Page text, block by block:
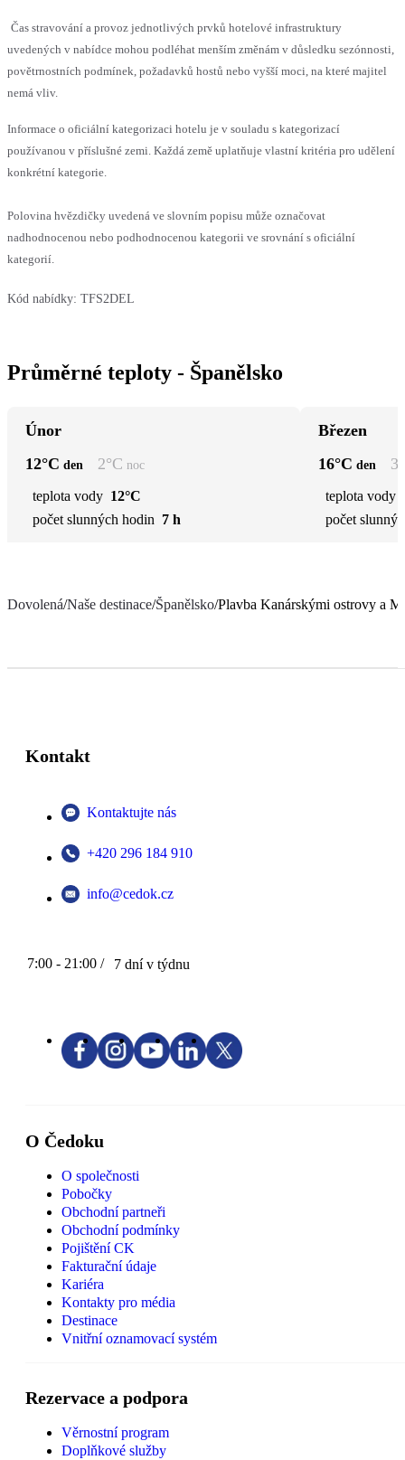
Čas stravování a provoz jednotlivých prvků hotelové infrastruktury
uvedených v nabídce mohou podléhat menším změnám v důsledku sezónnosti,
povětrnostních podmínek, požadavků hostů nebo vyšší moci, na které majitel
nemá vliv.
Informace o oficiální kategorizaci hotelu je v souladu s kategorizací
používanou v příslušné zemi. Každá země uplatňuje vlastní kritéria pro udělení
konkrétní kategorie.
Polovina hvězdičky uvedená ve slovním popisu může označovat
nadhodnocenou nebo podhodnocenou kategorii ve srovnání s oficiální
kategorií.
Kód nabídky: TFS2DEL
Průměrné teploty - Španělsko
Únor
12°C den 2°C noc
teplota vody 12°C
počet slunných hodin 7 h
Březen
16°C den 3
teplota vody
počet
Dovolená/Naše destinace/Španělsko/Plavba Kanárskými ostrovy a
Kontakt
Kontaktujte nás
+420 296 184 910
info@cedok.cz
7:00 - 21:00 / 7 dní v týdnu
O Čedoku
O společnosti
Pobočky
Obchodní partneři
Obchodní podmínky
Pojištění CK
Fakturační údaje
Kariéra
Kontakty pro média
Destinace
Vnitřní oznamovací systém
Rezervace a podpora
Věrnostní program
Doplňkové služby